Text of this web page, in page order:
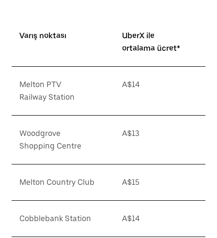
Varış noktası
UberX ile
ortalama ücret*
Melton PTV
Railway Station
A$14
Woodgrove
Shopping Centre
A$13
Melton Country Club A$15
Cobblebank Station A$14